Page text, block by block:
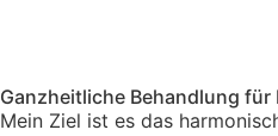
Ganzheitliche Behandlung für
Mein Ziel ist es das